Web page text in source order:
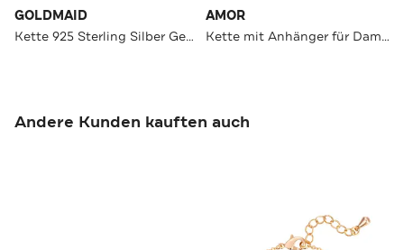
GOLDMAID
Kette 925 Sterling Silber Gebürstet 45 Zirkonia weiß silber
AMOR
Kette mit Anhänger für Damen, 925 Sterling Silber, Zirkonia synth.
Andere Kunden kauften auch